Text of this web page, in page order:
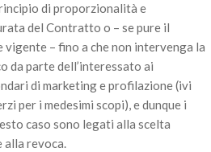
di proporzionalità e
del Contratto o – se pure il
– fino a che non intervenga la
da parte dell’interessato ai
di marketing e profilazione (ivi
per i medesimi scopi), e dunque i
caso sono legati alla scelta
alla revoca.